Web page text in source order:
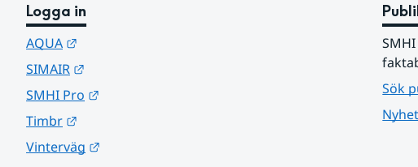
Logga in
AQUA
SIMAIR
SMHI Pro
Timbr
Vinterväg
Sök